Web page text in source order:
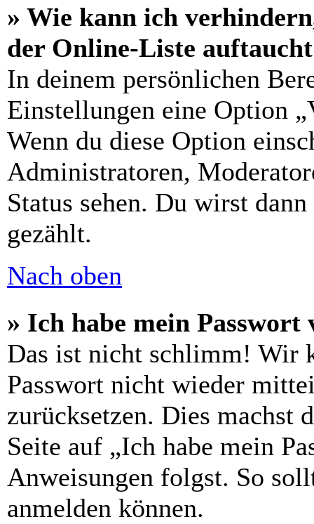
» Wie kann ich
der Online-Liste
In deinem persönlichen
Einstellungen eine Option
Wenn du diese Option
Administratoren,
Status sehen. Du wirst
gezählt.
Nach oben
» Ich habe mein Passwort
Das ist nicht schlimm! Wir
Passwort nicht wieder
zurücksetzen. Dies machst
Seite auf „Ich habe mein
Anweisungen folgst. So
anmelden können.